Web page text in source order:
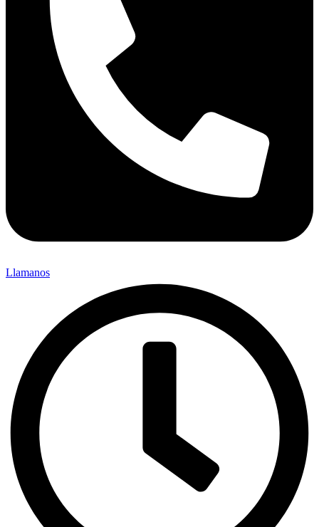
Llamanos